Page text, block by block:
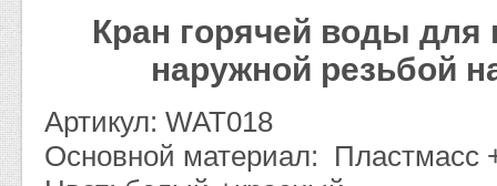
Кран горячей воды для
наружной резьбой
Артикул: WAT018
Основной материал: Пластмасс